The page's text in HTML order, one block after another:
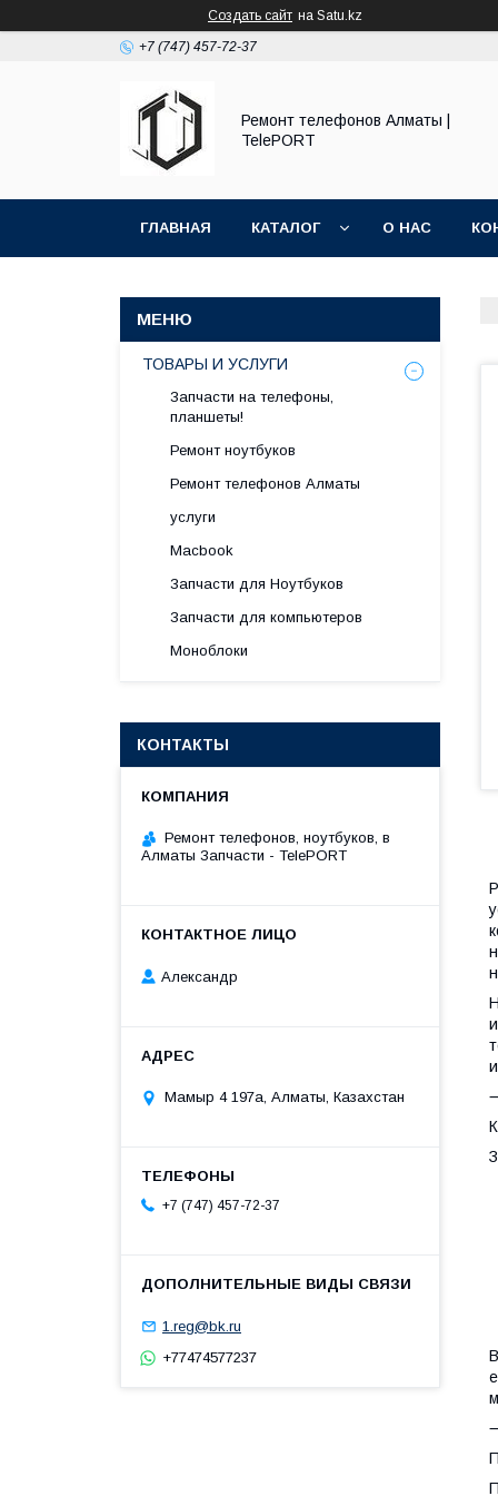
Создать сайт на Satu.kz
+7 (747) 457-72-37
Ремонт телефонов Алматы |
TelePORT
ГЛАВНАЯ КАТАЛОГ О НАС
ТОВАРЫ И УСЛУГИ
Запчасти на телефоны,
планшеты!
Ремонт ноутбуков
Ремонт телефонов Алматы
услуги
Macbook
Запчасти для Ноутбуков
Запчасти для компьютеров
Моноблоки
КОНТАКТЫ
Ремонт телефонов, ноутбуков, в
Алматы Запчасти - TelePORT
Александр
Мамыр 4 197а, Алматы, Казахстан
+7 (747) 457-72-37
1.reg@bk.ru
+77474577237